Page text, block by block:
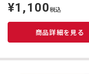
定
価
¥1,100税込
商品詳細を見る